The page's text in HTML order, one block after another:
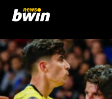
contenuto